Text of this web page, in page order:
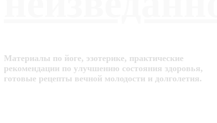
Материалы по йоге, эзотерике, практические
рекомендации по улучшению состояния здоровья,
готовые рецепты вечной молодости и долголетия.